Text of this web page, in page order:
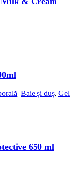
, Baie și duș, Gel
650 ml